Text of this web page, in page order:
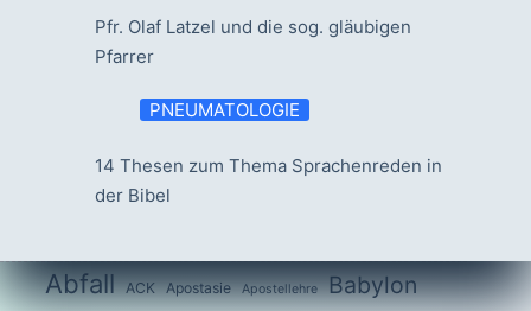
Pfr. Olaf Latzel und die sog. gläubigen
Pfarrer
PNEUMATOLOGIE
14 Thesen zum Thema Sprachenreden in
der Bibel
Abfall ACK Apostasie Apostellehre Babylon